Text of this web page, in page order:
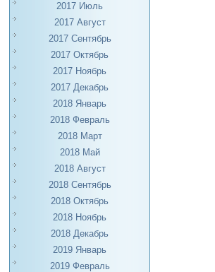
2017 Июль
2017 Август
2017 Сентябрь
2017 Октябрь
2017 Ноябрь
2017 Декабрь
2018 Январь
2018 Февраль
2018 Март
2018 Май
2018 Август
2018 Сентябрь
2018 Октябрь
2018 Ноябрь
2018 Декабрь
2019 Январь
2019 Февраль